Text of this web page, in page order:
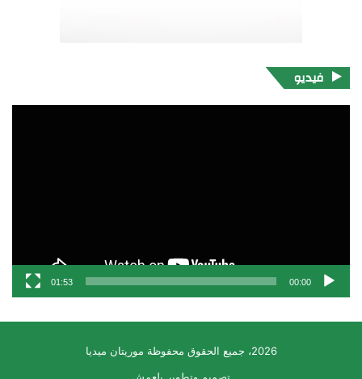
فيديو
00:00
01:53
2026، جميع الحقوق محفوظة موريتان ميديا